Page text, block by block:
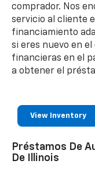
comprador. Nos
servicio al cliente
financiamiento
si eres nuevo en
financieras en el
a obtener el
View Inventory
Préstamos De
De Illinois